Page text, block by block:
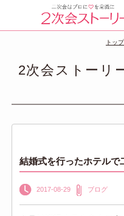
トッ
2次会ストーリ
結婚式を行ったホテルで
2017-08-29 ブログ